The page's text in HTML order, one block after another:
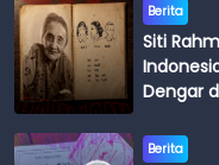
Berita
Siti
Dengar
Berita